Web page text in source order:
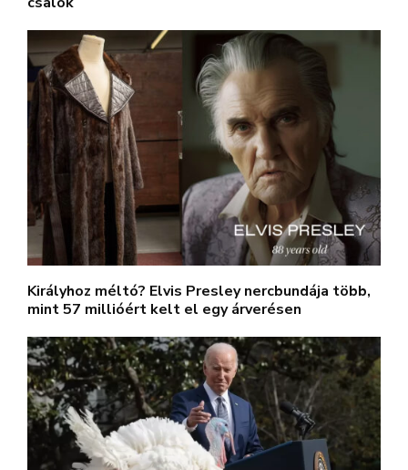
Királyhoz méltó? Elvis Presley nercbundája több,
mint 57 millióért kelt el egy árverésen